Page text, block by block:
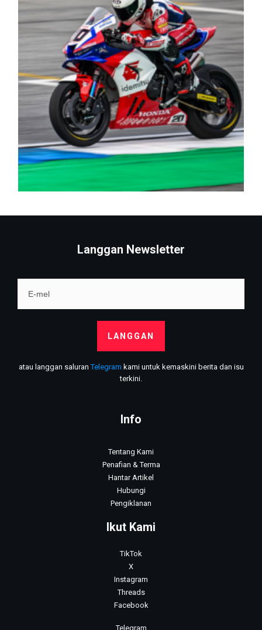
Langgan Newsletter
LANGGAN
atau langgan saluranTelegram kami untuk kemaskini berita dan isu
terkini.
Info
Tentang Kami
Penafian & Terma
Hantar Artikel
Hubungi
Pengiklanan
Ikut Kami
TikTok
X
Instagram
Threads
Facebook
Telegram